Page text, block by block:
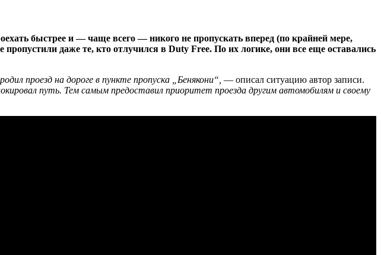
быстрее и — чаще всего — никого не пропускать вперед (по крайней мере,
даже те, кто отлучился в Duty Free. По их логике, они все еще оставались
проезд на дороге в пункте пропуска „Бенякони“, — описал ситуацию автор записи.
путь. Тем самым предоставил приоритет проезда другим автомобилям и своему